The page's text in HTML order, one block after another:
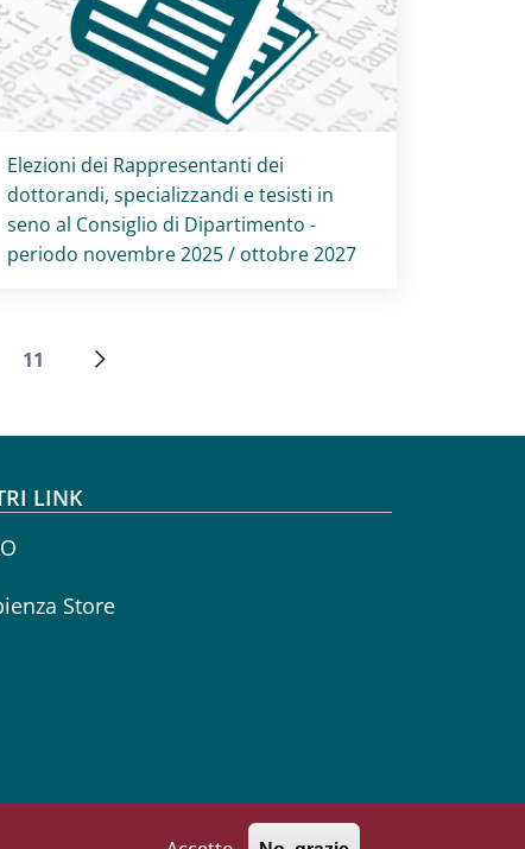
Titolo card :
Elezioni dei Rappresentanti dei
dottorandi, specializzandi e tesisti in
seno al Consiglio di Dipartimento -
periodo novembre 2025 / ottobre 2027
Ultima pagina
11
Pagina successiva
LINK
Store